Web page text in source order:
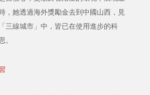
，她透過海外獎勵金去到中國山西，見
三線城市」中，皆已在使用進步的科
。